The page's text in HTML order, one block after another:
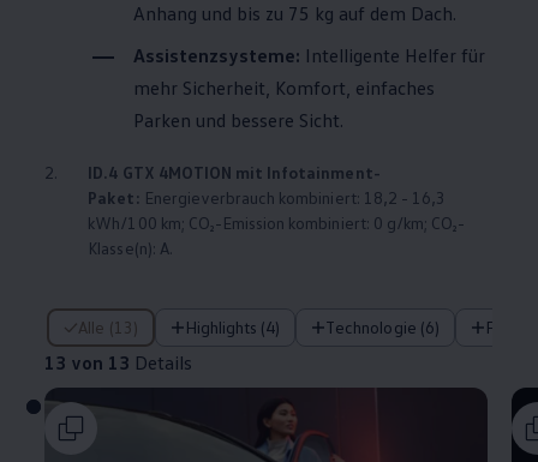
Anhang und bis zu 75 kg auf dem Dach.
Assistenzsysteme: Intelligente Helfer für
mehr Sicherheit, Komfort, einfaches
Parken und bessere Sicht.
2. ID.4 GTX 4MOTION mit Infotainment-
Paket: Energieverbrauch kombiniert: 18,2 - 16,3
kWh/100 km; CO₂-Emission kombiniert: 0 g/km; CO₂-
Klasse(n): A.
Alle (13) Highlights (4) Technologie (6)
13 von 13 Details
13 von 13 Details